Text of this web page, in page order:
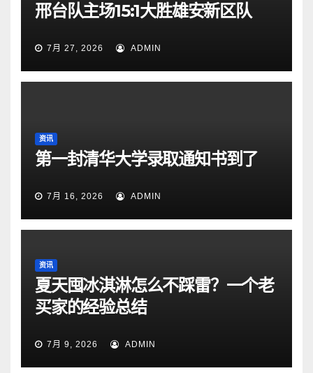
邢台队主场15:1大胜雄安新区队
7月 27, 2026 ADMIN
资讯
第一封清华大学录取通知书到了
7月 16, 2026 ADMIN
资讯
夏天囤冰淇淋怎么不踩雷？一个老
买家的经验总结
7月 9, 2026 ADMIN